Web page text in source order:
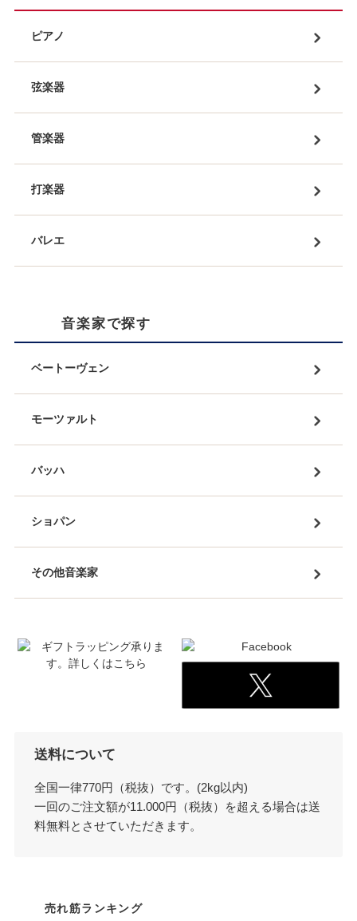
ピアノ
弦楽器
管楽器
打楽器
バレエ
音楽家で探す
ベートーヴェン
モーツァルト
バッハ
ショパン
その他音楽家
送料について
全国一律770円（税抜）です。(2kg以内)
一回のご注文額が11.000円（税抜）を超える場合は送
料無料とさせていただきます。
売れ筋ランキング